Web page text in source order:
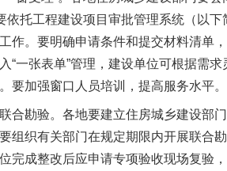
依托工程建设项目审批管理系统（以
作。要明确申请条件和提交材料清单
“一张表单”管理，建设单位可根据需
要加强窗口人员培训，提高服务水平。
勘验。各地要建立住房城乡建设部门
组织有关部门在规定期限内开展联合
完成整改后应申请专项验收现场复验